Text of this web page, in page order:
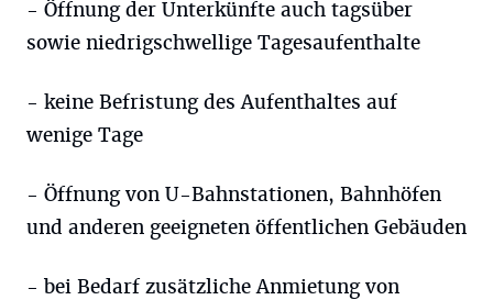
- Öffnung der Unterkünfte auch tagsüber
sowie niedrigschwellige Tagesaufenthalte
- keine Befristung des Aufenthaltes auf
wenige Tage
- Öffnung von U-Bahnstationen, Bahnhöfen
und anderen geeigneten öffentlichen Gebäuden
- bei Bedarf zusätzliche Anmietung von